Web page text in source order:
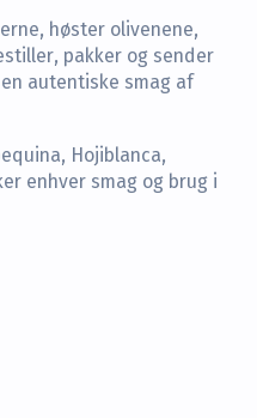
høster olivenene,
pakker og sender
autentiske smag af
Hojiblanca,
enhver smag og brug i